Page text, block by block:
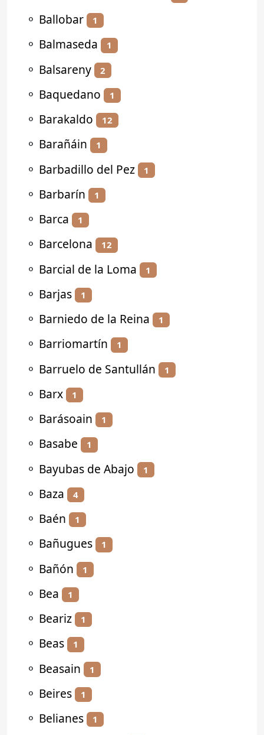
⚬ Ballobar 1
⚬ Balmaseda 1
⚬ Balsareny 2
⚬ Baquedano 1
⚬ Barakaldo 12
⚬ Barañáin 1
⚬ Barbadillo del Pez 1
⚬ Barbarín 1
⚬ Barca 1
⚬ Barcelona 12
⚬ Barcial de la Loma 1
⚬ Barjas 1
⚬ Barniedo de la Reina 1
⚬ Barriomartín 1
⚬ Barruelo de Santullán 1
⚬ Barx 1
⚬ Barásoain 1
⚬ Basabe 1
⚬ Bayubas de Abajo 1
⚬ Baza 4
⚬ Baén 1
⚬ Bañugues 1
⚬ Bañón 1
⚬ Bea 1
⚬ Beariz 1
⚬ Beas 1
⚬ Beasain 1
⚬ Beires 1
⚬ Belianes 1